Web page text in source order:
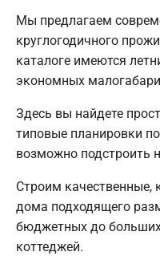
Мы предлагаем
круглогодичного
каталоге имеются
экономных
Здесь вы найдете
типовые планировки
возможно подстроить
Строим качественные,
дома подходящего
бюджетных до
коттеджей.